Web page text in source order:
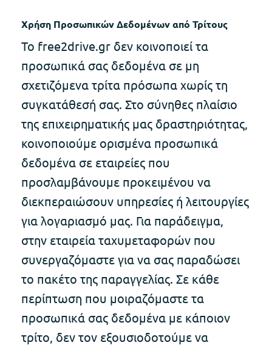
Χρήση Προσωπικών Δεδομένων από Τρίτους
Το free2drive.gr δεν κοινοποιεί τα
προσωπικά σας δεδομένα σε μη
σχετιζόμενα τρίτα πρόσωπα χωρίς τη
συγκατάθεσή σας. Στο σύνηθες πλαίσιο
της επιχειρηματικής μας δραστηριότητας,
κοινοποιούμε ορισμένα προσωπικά
δεδομένα σε εταιρείες που
προσλαμβάνουμε προκειμένου να
διεκπεραιώσουν υπηρεσίες ή λειτουργίες
για λογαριασμό μας. Για παράδειγμα,
στην εταιρεία ταχυμεταφορών που
συνεργαζόμαστε για να σας παραδώσει
το πακέτο της παραγγελίας. Σε κάθε
περίπτωση που μοιραζόμαστε τα
προσωπικά σας δεδομένα με κάποιον
τρίτο, δεν τον εξουσιοδοτούμε να